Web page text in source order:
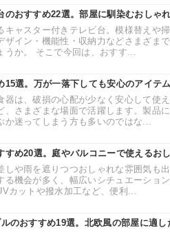
のおすすめ22選。部屋に馴染むおしゃ
キャスター付きテレビ台。模様替えや
ザイン・機能性・収納力などさまざま
うか。 そこで今回は、おすす...
15選。万が一落下しても安心のアイテ
器は、破損の心配が少なく安心して使
、さまざまな場面で活躍します。製品
迷ってしまう方も多いのではな...
すめ20選。庭やバルコニーで使えるお
しや雨を遮りつつおしゃれな雰囲気も
る機会が多く、幅広いシチュエーショ
カットや撥水加工など、便利...
のおすすめ19選。北欧風の部屋に適し